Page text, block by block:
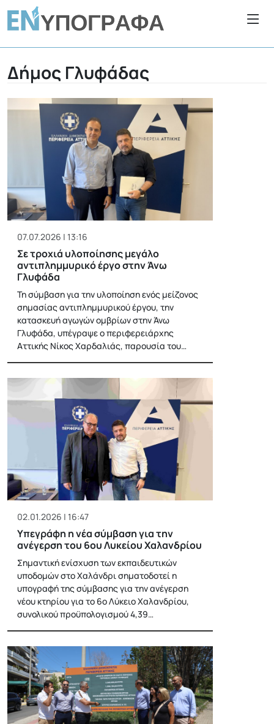
Δήμος Γλυφάδας
07.07.2026 | 13:16
Σε τροχιά υλοποίησης μεγάλο
αντιπλημμυρικό έργο στην Άνω
Γλυφάδα
Τη σύμβαση για την υλοποίηση ενός μείζονος
σημασίας αντιπλημμυρικού έργου, την
κατασκευή αγωγών ομβρίων στην Άνω
Γλυφάδα, υπέγραψε ο περιφερειάρχης
Αττικής Νίκος Χαρδαλιάς, παρουσία του…
02.01.2026 | 16:47
Υπεγράφη η νέα σύμβαση για την
ανέγερση του 6ου Λυκείου Χαλανδρίου
Σημαντική ενίσχυση των εκπαιδευτικών
υποδομών στο Χαλάνδρι σηματοδοτεί η
υπογραφή της σύμβασης για την ανέγερση
νέου κτηρίου για το 6ο Λύκειο Χαλανδρίου,
συνολικού προϋπολογισμού 4,39…